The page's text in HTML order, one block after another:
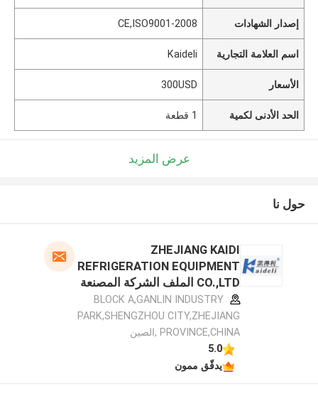
إصدار الشهادات CE,ISO9001-2008
اسم العلامة التجارية Kaideli
الأسعار 300USD
الحد الأدنى لكمية 1 قطعة
عرض المزيد
حول نا
ZHEJIANG KAIDI
REFRIGERATION EQUIPMENT
CO.,LTD الملف الشركة المصنعة
BLOCK A,GANLIN INDUSTRY
PARK,SHENGZHOU CITY,ZHEJIANG
PROVINCE,CHINA ,الصين
5.0
يدقّق ممون